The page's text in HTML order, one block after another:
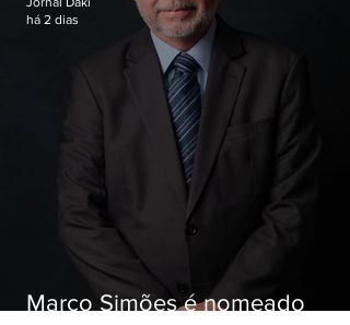
Marco Simões é nomeado
há 2 dias